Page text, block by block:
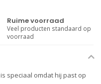
Ruime voorraad
Veel producten standaard op
voorraad
is speciaal omdat hij past op